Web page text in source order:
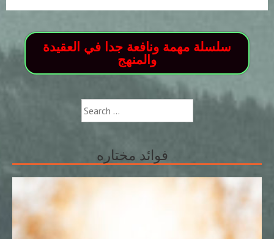
سلسلة مهمة ونافعة جدا في العقيدة
والمنهج
Search
for:
فوائد مختاره